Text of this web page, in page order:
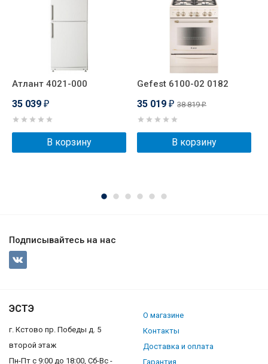
Атлант 4021-000
35 039 ₽
В корзину
Gefest 6100-02 0182
35 019 ₽ 38 819₽
В корзину
Подписывайтесь на нас
ЭСТЭ
г. Кстово пр. Победы д. 5
второй этаж
Пн-Пт с 9:00 до 18:00, Сб-Вс -
О магазине
Контакты
Доставка и оплата
Гарантия